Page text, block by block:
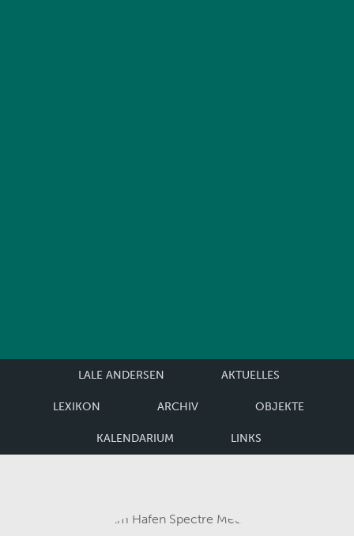
LALE ANDERSEN AKTUELLES
LEXIKON ARCHIV OBJEKTE
KALENDARIUM LINKS